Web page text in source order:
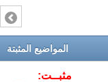
المواضيع المثبتة
مثبــت: